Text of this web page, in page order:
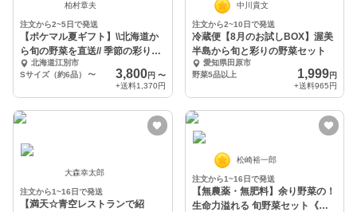
柏村章夫
注文から2~5日で発送
【ポケマル夏ギフト】\\北海道か
ら旬の野菜を直送// 季節の彩り野
菜セット
北海道江別市
Sサイズ（約6品）
〜 3,800円 〜
+送料1,370円
中川貴文
注文から2~10日で発送
冷蔵便【8月のお試しBOX】渥美
半島から旬と彩りの野菜セット
愛知県田原市
野菜5品以上
1,999円
+送料965円
大森幸太郎
注文から1~16日で発送
【満天☆青空レストランで紹
松崎裕一郎
注文から1~16日で発送
【無農薬・無肥料】余り野菜の！
生命力溢れる 旬野菜セット《冷